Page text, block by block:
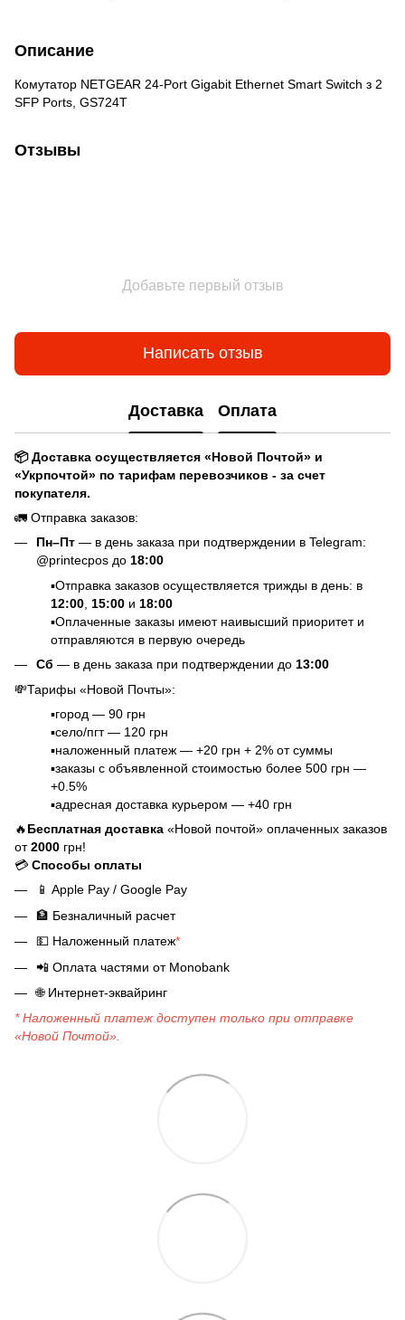
Описание
Комутатор NETGEAR 24-Port Gigabit Ethernet Smart Switch з 2
SFP Ports, GS724T
Отзывы
Добавьте первый отзыв
Написать отзыв
Доставка Оплата
📦 Доставка осуществляется «Новой Почтой» и
«Укрпочтой» по тарифам перевозчиков - за счет
покупателя.
🚛 Отправка заказов:
Пн–Пт — в день заказа при подтверждении в Telegram:
@printecpos до 18:00
▪️Отправка заказов осуществляется трижды в день: в
12:00 15:00 и 18:00
▪️Оплаченные заказы имеют наивысший приоритет и
отправляются в первую очередь
Сб — в день заказа при подтверждении до 13:00
💸Тарифы «Новой Почты»:
▪️город — 90 грн
▪️село/пгт — 120 грн
▪️наложенный платеж — +20 грн + 2% от суммы
▪️заказы с объявленной стоимостью более 500 грн —
+0.5%
▪️адресная доставка курьером — +40 грн
🔥Бесплатная доставка «Новой почтой» оплаченных заказов
от2000 грн!
💳 Способы оплаты
📱 Apple Pay / Google Pay
🏦 Безналичный расчет
💵 Наложенный платеж*
📲 Оплата частями от Monobank
🌐Интернет-эквайринг
* Наложенный платеж доступен только при отправке
«Новой Почтой».